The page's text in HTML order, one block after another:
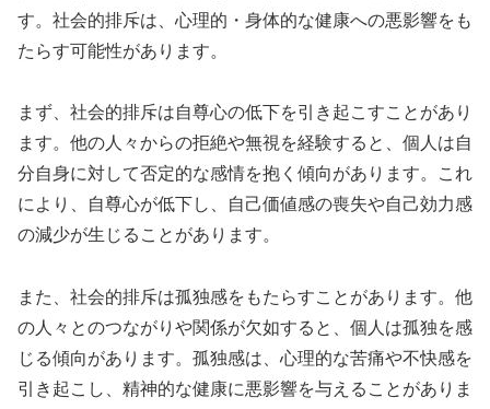
す。社会的排斥は、心理的・身体的な健康への悪影響をも
たらす可能性があります。
まず、社会的排斥は自尊心の低下を引き起こすことがあり
ます。他の人々からの拒絶や無視を経験すると、個人は自
分自身に対して否定的な感情を抱く傾向があります。これ
により、自尊心が低下し、自己価値感の喪失や自己効力感
の減少が生じることがあります。
また、社会的排斥は孤独感をもたらすことがあります。他
の人々とのつながりや関係が欠如すると、個人は孤独を感
じる傾向があります。孤独感は、心理的な苦痛や不快感を
引き起こし、精神的な健康に悪影響を与えることがありま